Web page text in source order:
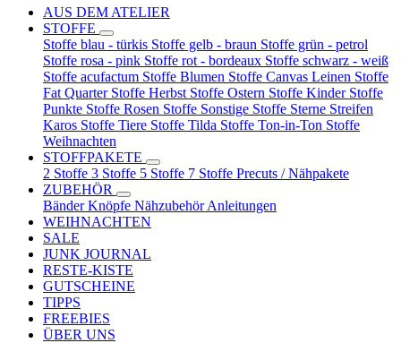
AUS DEM ATELIER
STOFFE
Stoffe blau - türkis Stoffe gelb - braun Stoffe grün - petrol
Stoffe rosa - pink Stoffe rot - bordeaux Stoffe schwarz - weiß
Stoffe acufactum Stoffe Blumen Stoffe Canvas Leinen Stoffe
Fat Quarter Stoffe Herbst Stoffe Ostern Stoffe Kinder Stoffe
Punkte Stoffe Rosen Stoffe Sonstige Stoffe Sterne Streifen
Karos Stoffe Tiere Stoffe Tilda Stoffe Ton-in-Ton Stoffe
Weihnachten
STOFFPAKETE
2 Stoffe 3 Stoffe 5 Stoffe 7 Stoffe Precuts / Nähpakete
ZUBEHÖR
BänderKnöpfe NähzubehörAnleitungen
WEIHNACHTEN
SALE
JUNK JOURNAL
RESTE-KISTE
GUTSCHEINE
TIPPS
FREEBIES
ÜBER UNS